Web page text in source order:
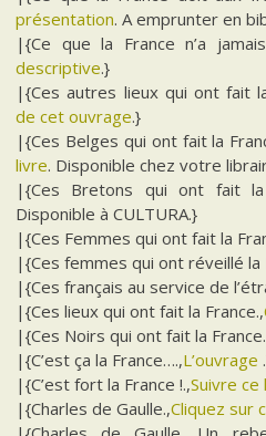
présentation. A emprunter en
|{Ce que la France n’a
descriptive.}
|{Ces autres lieux qui ont fait
de cet ouvrage.}
|{Ces Belges qui ont fait la
livre. Disponible chez votre
|{Ces Bretons qui ont fait la
Disponible à CULTURA.}
|{Ces Femmes qui ont fait la
|{Ces femmes qui ont réveillé la
|{Ces français au service de
|{Ces lieux qui ont fait la France.,
|{Ces Noirs qui ont fait la
|{C’est ça la France….,L’ouvrage
|{C’est fort la France !.,Suivre ce
|{Charles de Gaulle.,Cliquez sur